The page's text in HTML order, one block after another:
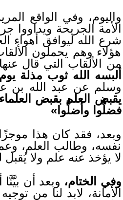
واليوم، وفي الواقع
الأمة الجريحة ويداووا
شرع الله ليوافق أهواء
هؤلاء وهم يحملون
من الألقاب التي قال
ألبسه الله ثوب مذلة
وسلم عن عبد الله بن
يقبض العلم بقبض
فضلُّوا وأضلُّوا»
وبعد، فقد كان هذا
نفسه، وطالب العلم،
لا يؤخذ عنه علم ولا
وفي الختام، وبعد أن
الأمانة، لابد لنا من